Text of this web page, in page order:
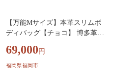
【万能Mサイズ】本革スリムボ
ディバッグ【チョコ】 博多革工
69,000 円
福岡県福岡市